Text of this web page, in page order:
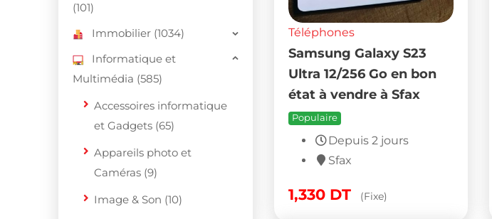
(101)
Immobilier (1034)
Informatique et
Multimédia (585)
Accessoires informatique
et Gadgets (65)
Appareils photo et
Caméras (9)
Image & Son (10)
Téléphones
Samsung Galaxy S23
Ultra 12/256 Go en bon
état à vendre à Sfax
Populaire
Depuis 2 jours
Sfax
1,330 DT (Fixe)